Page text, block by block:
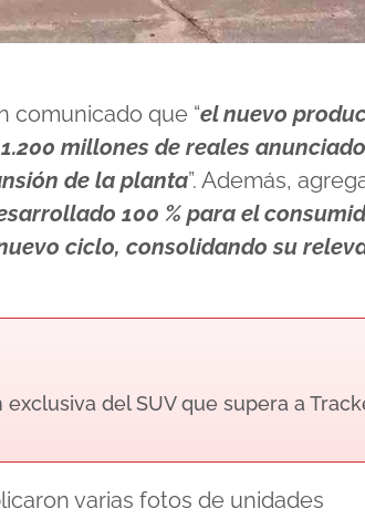
comunicado que “el nuevo
millones de reales
de la planta”. Además,
100 % para el
ciclo, consolidando su
del SUV que supera a
varias fotos de unidades